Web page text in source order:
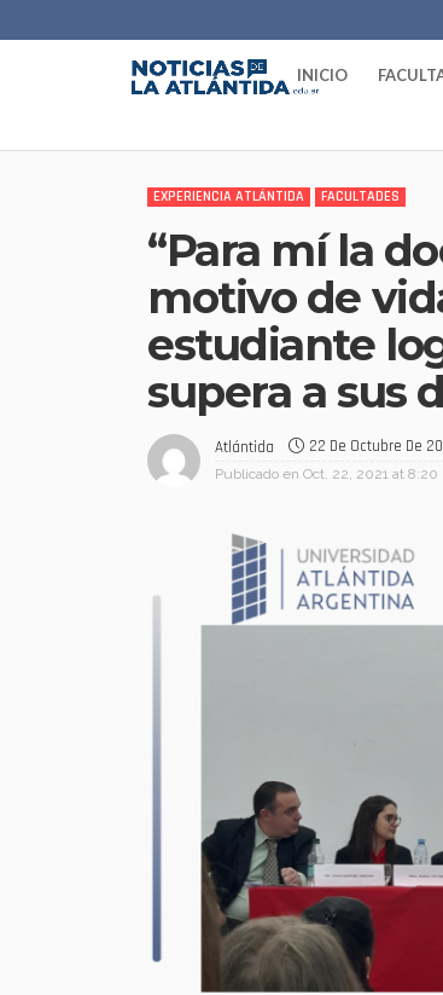
INICIO
EXPERIENCIA ATLÁNTIDA FACULTADES
“Para mí la
motivo de
estudiante
supera a sus
Atlántida 22 De Octubre De
Publicado en Oct. 22, 2021 at 8:20